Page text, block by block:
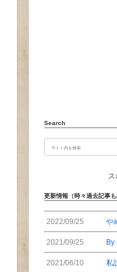
Search
更新情報（時々過去記事も
2022/09/25 や
2021/09/25 By
2021/06/10 私